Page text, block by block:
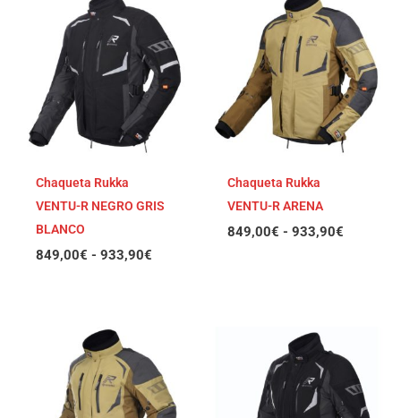
Chaqueta Rukka
VENTU-R NEGRO GRIS
BLANCO
849,00€ - 933,90€
precios:
desde
849,00€
hasta
933,90€
Chaqueta Rukka
VENTU-R ARENA
849,00€ - 933,90€
de
precios:
desde
849,00€
hasta
933,90€
precios:
desde
849,00€
precios:
desde
849,00€